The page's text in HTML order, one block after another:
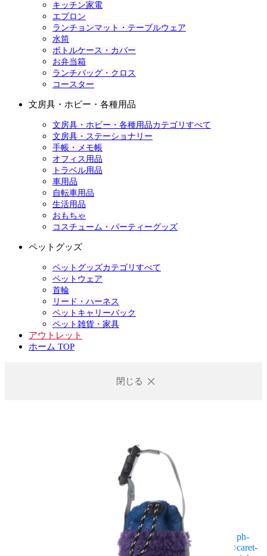
キッチン家電
エプロン
ランチョンマット・テーブルウェア
水筒
ボトルケース・カバー
お弁当箱
ランチバッグ・クロス
コースター
文房具・ホビー・各種用品
文房具・ホビー・各種用品カテゴリすべて
文房具・ステーショナリー
手帳・メモ帳
オフィス用品
トラベル用品
車用品
自転車用品
生活用品
おもちゃ
コスチューム・パーティーグッズ
ペットグッズ
ペットグッズカテゴリすべて
ペットウェア
首輪
リード・ハーネス
ペットキャリーバック
ペット雑貨・家具
アウトレット
ホーム TOP
閉じる